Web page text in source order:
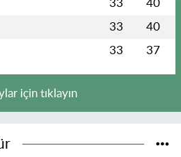
33 40
33 40
33 37
için tıklayın